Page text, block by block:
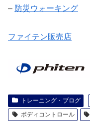
– 防災ウォーキング
ファイテン販売店
トレーニング・ブログ
ボディコントロール